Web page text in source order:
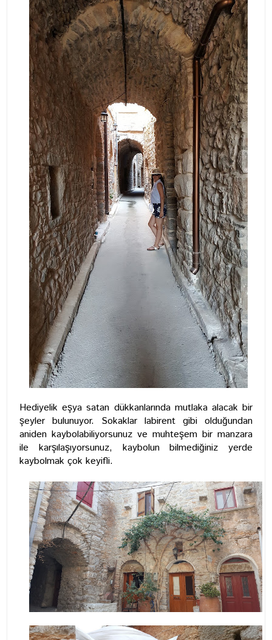
Hediyelik eşya satan dükkanlarında mutlaka alacak bir
şeyler bulunuyor. Sokaklar labirent gibi olduğundan
aniden kaybolabiliyorsunuz ve muhteşem bir manzara
ile karşılaşıyorsunuz, kaybolun bilmediğiniz yerde
kaybolmak çok keyifli.